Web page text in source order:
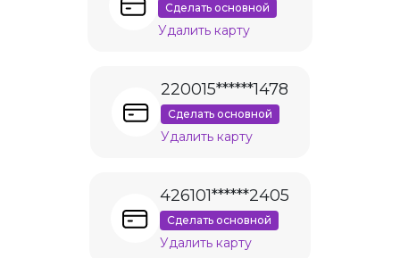
Сделать основной
Удалить карту
220015******1478
Сделать основной
Удалить карту
426101******2405
Сделать основной
Удалить карту